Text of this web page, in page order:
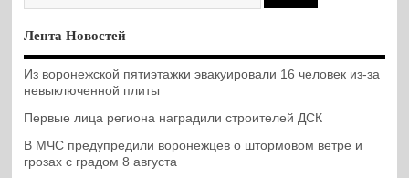
Лента Новостей
Из воронежской пятиэтажки эвакуировали 16 человек из-за
невыключенной плиты
Первые лица региона наградили строителей ДСК
В МЧС предупредили воронежцев о штормовом ветре и
грозах с градом 8 августа